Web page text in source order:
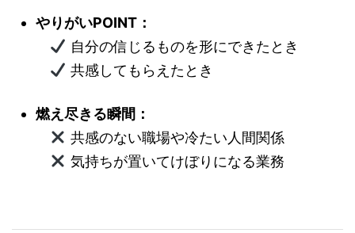
やりがいPOINT：
自分の信じるものを形にできたとき
共感してもらえたとき
燃え尽きる瞬間：
共感のない職場や冷たい人間関係
気持ちが置いてけぼりになる業務